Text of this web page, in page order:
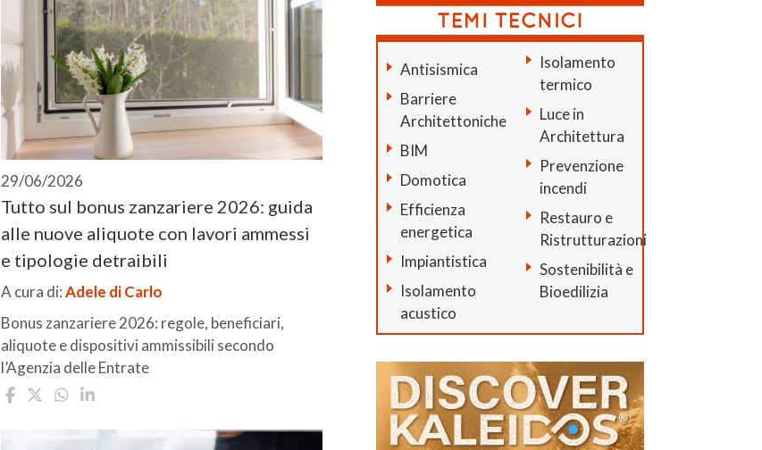
29/06/2026
Tutto sul bonus zanzariere 2026: guida
alle nuove aliquote con lavori ammessi
e tipologie detraibili
A cura di:Adele di Carlo
Bonus zanzariere 2026: regole, beneficiari,
aliquote e dispositivi ammissibili secondo
l’Agenzia delle Entrate
Antisismica
Barriere
Architettoniche
BIM
Domotica
Efficienza
energetica
Impiantistica
Isolamento
acustico
Isolamento
termico
Luce in
Architettura
Prevenzione
incendi
Restauro e
Ristrutturazioni
Sostenibilità e
Bioedilizia